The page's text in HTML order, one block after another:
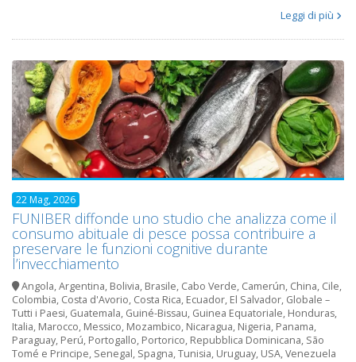
Leggi di più
22 Mag, 2026
FUNIBER diffonde uno studio che analizza come il
consumo abituale di pesce possa contribuire a
preservare le funzioni cognitive durante
l’invecchiamento
Angola,Argentina, Bolivia, Brasile, Cabo Verde, Camerún, China, Cile,
Colombia, Costa d'Avorio, Costa Rica, Ecuador, El Salvador, Globale –
Tutti i Paesi, Guatemala, Guiné-Bissau, Guinea Equatoriale, Honduras,
Italia, Marocco, Messico, Mozambico, Nicaragua, Nigeria, Panama,
Paraguay, Perú, Portogallo, Portorico, Repubblica Dominicana, São
Tomé e Principe, Senegal, Spagna,Tunisia, Uruguay, USA,Venezuela